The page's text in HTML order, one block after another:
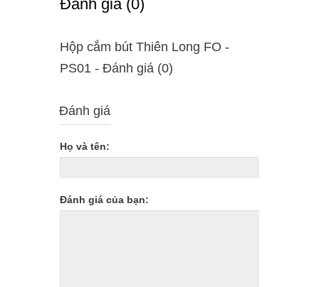
Ðánh giá (0)
Hộp cắm bút Thiên Long FO -
PS01 - Ðánh giá (0)
Đánh giá
Họ và tên:
Đánh giá của bạn: